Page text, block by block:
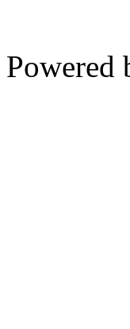
Powered